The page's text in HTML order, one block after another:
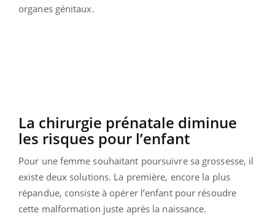
organes génitaux.
La chirurgie prénatale diminue
les risques pour l’enfant
Pour une femme souhaitant poursuivre sa grossesse, il
existe deux solutions. La première, encore la plus
répandue, consiste à opérer l’enfant pour résoudre
cette malformation juste après la naissance.